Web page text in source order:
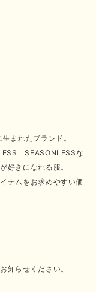
まれたブランド。
SEASONLESSな
好きになれる服。
テムをお求めやすい価
知らせください。